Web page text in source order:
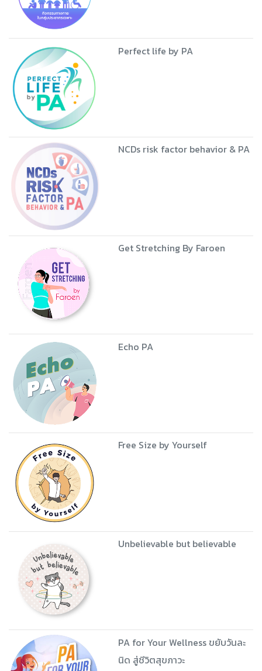
Perfect life by PA
NCDs risk factor behavior & PA
Get Stretching By Faroen
Echo PA
Free Size by Yourself
Unbelievable but believable
PA for Your Wellness ขยับวันละ
นิด สู่ชีวิตสุขภาวะ